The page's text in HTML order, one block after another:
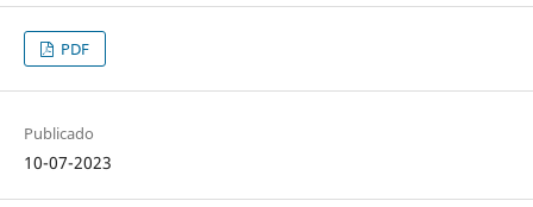
PDF
Publicado
10-07-2023